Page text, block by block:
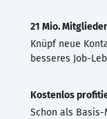
21 Mio. Mitglieder
Knüpf neue
besseres Job-
Kostenlos
Schon als Basis-